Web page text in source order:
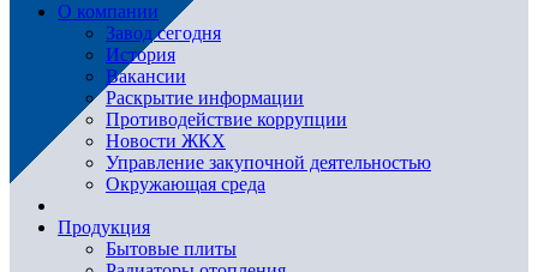
О компании
Завод сегодня
История
Вакансии
Раскрытие информации
Противодействие коррупции
Новости ЖКХ
Управление закупочной деятельностью
Окружающая среда
Продукция
Бытовые плиты